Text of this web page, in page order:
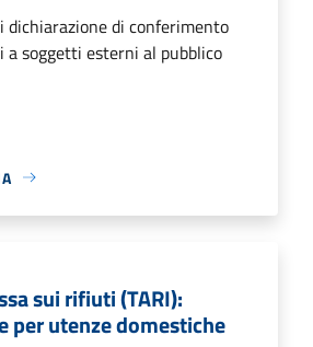
dichiarazione di conferimento
soggetti esterni al pubblico
sui rifiuti (TARI):
per utenze domestiche